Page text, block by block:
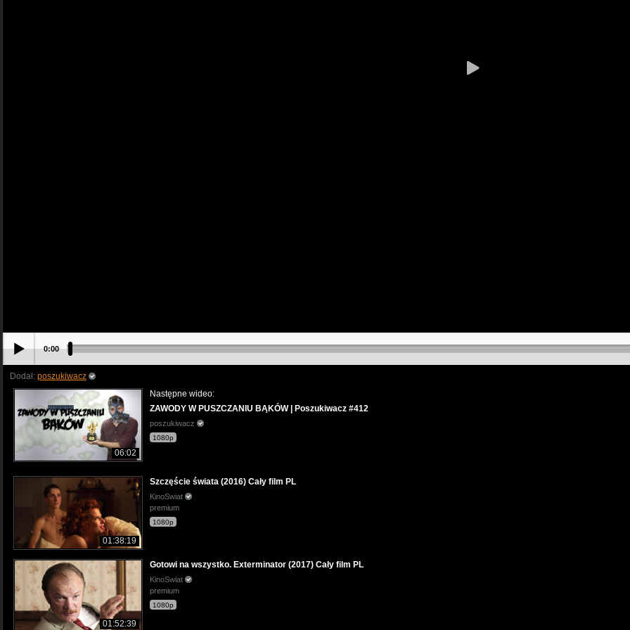
0:00
Dodał: poszukiwacz
06:02
Następne wideo:
ZAWODY W PUSZCZANIU BĄKÓW | Poszukiwacz #412
poszukiwacz
1080p
01:38:19
Szczęście świata (2016) Cały film PL
KinoSwiat
premium
1080p
01:52:39
Gotowi na wszystko. Exterminator (2017) Cały film PL
KinoSwiat
premium
1080p